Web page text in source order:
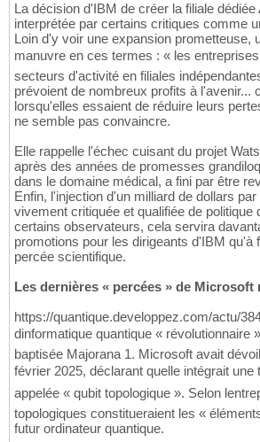
La décision d'IBM de créer la filiale dédiée
interprétée par certains critiques comme
Loin d'y voir une expansion prometteuse,
manuvre en ces termes : « les
secteurs d'activité en filiales
prévoient de nombreux profits à l'avenir...
lorsqu'elles essaient de réduire leurs
ne semble pas convaincre.
Elle rappelle l'échec cuisant du projet
après des années de promesses
dans le domaine médical, a fini par être
Enfin, l'injection d'un milliard de dollars
vivement critiquée et qualifiée de politique
certains observateurs, cela servira
promotions pour les dirigeants d'IBM qu'à
percée scientifique.
Les dernières « percées » de Microsoft
https://quantique.developpez.com/actu/
dinformatique quantique « révolutionnaire
baptisée Majorana 1. Microsoft avait
février 2025, déclarant quelle intégrait
appelée « qubit topologique ». Selon
topologiques constitueraient les «
futur ordinateur quantique.